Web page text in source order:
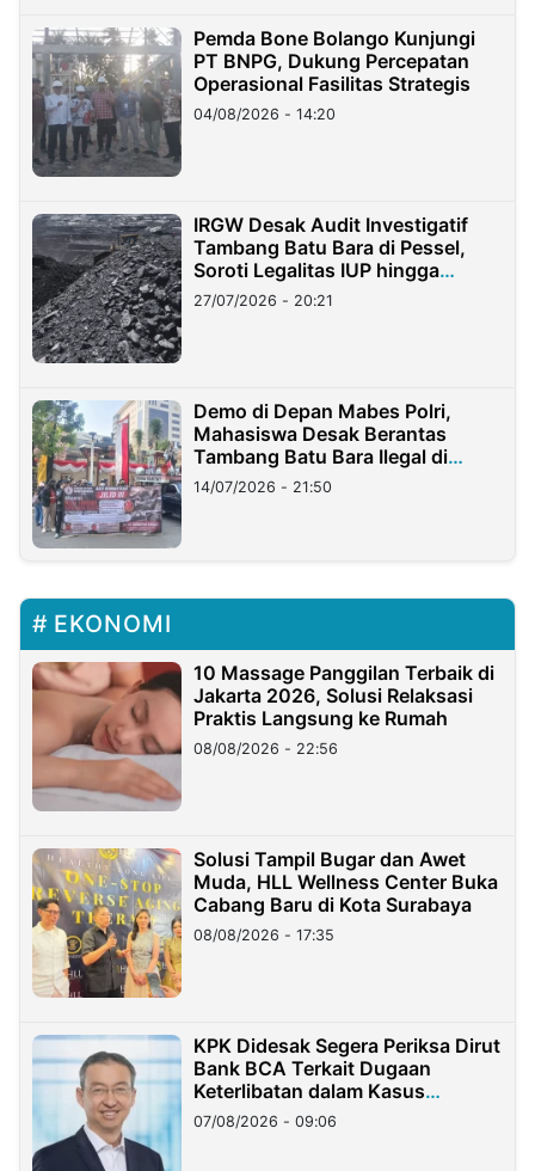
Pemda Bone Bolango Kunjungi
PT BNPG, Dukung Percepatan
Operasional Fasilitas Strategis
04/08/2026 - 14:20
IRGW Desak Audit Investigatif
Tambang Batu Bara di Pessel,
Soroti Legalitas IUP hingga
Stockpile
27/07/2026 - 20:21
Demo di Depan Mabes Polri,
Mahasiswa Desak Berantas
Tambang Batu Bara Ilegal di
Lampung
14/07/2026 - 21:50
EKONOMI
10 Massage Panggilan Terbaik di
Jakarta 2026, Solusi Relaksasi
Praktis Langsung ke Rumah
08/08/2026 - 22:56
Solusi Tampil Bugar dan Awet
Muda, HLL Wellness Center Buka
Cabang Baru di Kota Surabaya
08/08/2026 - 17:35
KPK Didesak Segera Periksa Dirut
Bank BCA Terkait Dugaan
Keterlibatan dalam Kasus
Hilangnya Dana Nasabah Rp2,58
Miliar
07/08/2026 - 09:06